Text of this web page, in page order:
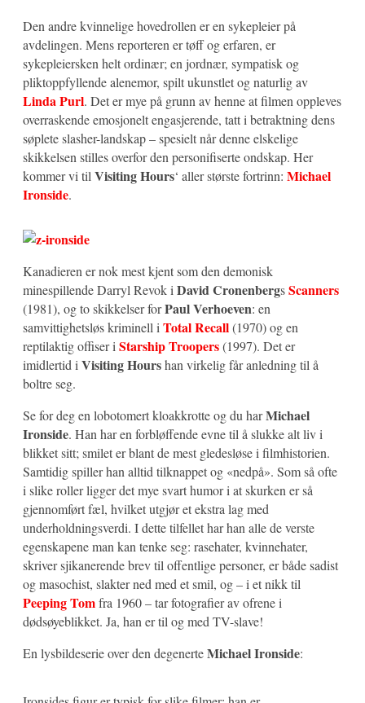
Den andre kvinnelige hovedrollen er en sykepleier på
avdelingen. Mens reporteren er tøff og erfaren, er
sykepleiersken helt ordinær; en jordnær, sympatisk og
pliktoppfyllende alenemor, spilt ukunstlet og naturlig av
Linda Purl. Det er mye på grunn av henne at filmen oppleves
overraskende emosjonelt engasjerende, tatt i betraktning dens
søplete slasher-landskap – spesielt når denne elskelige
skikkelsen stilles overfor den personifiserte ondskap. Her
kommer vi til Visiting Hours‘ aller største fortrinn: Michael
Ironside.
Kanadieren er nok mest kjent som den demonisk
minespillende Darryl Revok i David CronenbergsScanners
(1981), og to skikkelser forPaul Verhoeven: en
samvittighetsløs kriminell i Total Recall(1970) og en
reptilaktig offiser i Starship Troopers(1997). Det er
imidlertid i Visiting Hourshan virkelig får anledning til å
boltre seg.
Se for deg en lobotomert kloakkrotte og du harMichael
Ironside. Han har en forbløffende evne til å slukke alt liv i
blikket sitt; smilet er blant de mest gledesløse i filmhistorien.
Samtidig spiller han alltid tilknappet og «nedpå». Som så ofte
i slike roller ligger det mye svart humor i at skurken er så
gjennomført fæl, hvilket utgjør et ekstra lag med
underholdningsverdi. I dette tilfellet har han alle de verste
egenskapene man kan tenke seg: rasehater, kvinnehater,
skriver sjikanerende brev til offentlige personer, er både sadist
og masochist, slakter ned med et smil, og – i et nikk til
Peeping Tomfra 1960 – tar fotografier av ofrene i
dødsøyeblikket. Ja, han er til og med TV-slave!
En lysbildeserie over den degenerteMichael Ironside: